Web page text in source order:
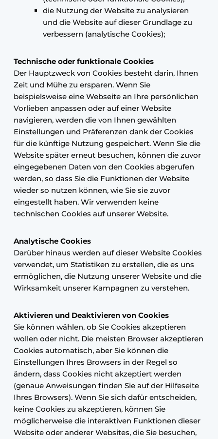
die Nutzung der Website zu analysieren
und die Website auf dieser Grundlage zu
verbessern (analytische Cookies);
Technische oder funktionale Cookies
Der Hauptzweck von Cookies besteht darin, Ihnen
Zeit und Mühe zu ersparen. Wenn Sie
beispielsweise eine Webseite an Ihre persönlichen
Vorlieben anpassen oder auf einer Website
navigieren, werden die von Ihnen gewählten
Einstellungen und Präferenzen dank der Cookies
für die künftige Nutzung gespeichert. Wenn Sie die
Website später erneut besuchen, können die zuvor
eingegebenen Daten von den Cookies abgerufen
werden, so dass Sie die Funktionen der Website
wieder so nutzen können, wie Sie sie zuvor
eingestellt haben. Wir verwenden keine
technischen Cookies auf unserer Website.
Analytische Cookies
Darüber hinaus werden auf dieser Website Cookies
verwendet, um Statistiken zu erstellen, die es uns
ermöglichen, die Nutzung unserer Website und die
Wirksamkeit unserer Kampagnen zu verstehen.
Aktivieren und Deaktivieren von Cookies
Sie können wählen, ob Sie Cookies akzeptieren
wollen oder nicht. Die meisten Browser akzeptieren
Cookies automatisch, aber Sie können die
Einstellungen Ihres Browsers in der Regel so
ändern, dass Cookies nicht akzeptiert werden
(genaue Anweisungen finden Sie auf der Hilfeseite
Ihres Browsers). Wenn Sie sich dafür entscheiden,
keine Cookies zu akzeptieren, können Sie
möglicherweise die interaktiven Funktionen dieser
Website oder anderer Websites, die Sie besuchen,